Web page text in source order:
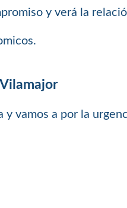
y verá la
y vamos a por la